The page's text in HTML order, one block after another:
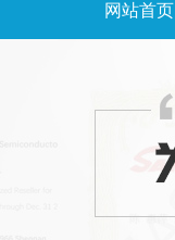
网站首页